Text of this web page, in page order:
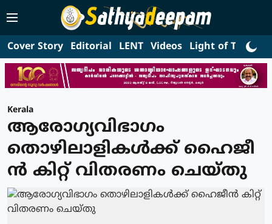
Cover Story Editorial LENT Videos Light of Truth
Kerala
ആരോഗ്യവിഭാഗം
തൊഴിലാളികൾക്ക് ഹൈജീ
ൻ കിറ്റ് വിതരണം ചെയ്തു